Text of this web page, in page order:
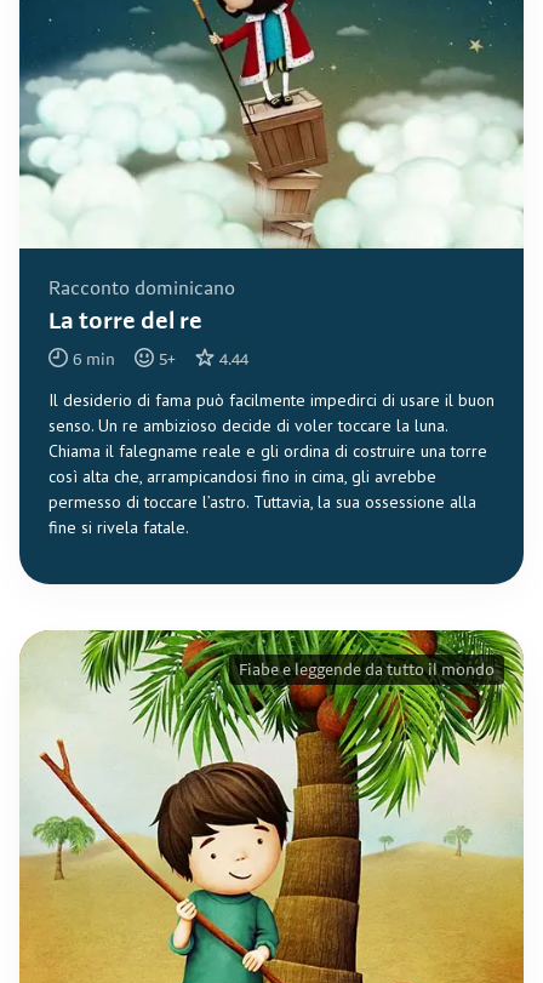
Racconto dominicano
La torre del re
6 min 5+ 4.44
Il desiderio di fama può facilmente impedirci di usare il buon
senso. Un re ambizioso decide di voler toccare la luna.
Chiama il falegname reale e gli ordina di costruire una torre
così alta che, arrampicandosi fino in cima, gli avrebbe
permesso di toccare l’astro. Tuttavia, la sua ossessione alla
fine si rivela fatale.
Fiabe e leggende da tutto il mondo